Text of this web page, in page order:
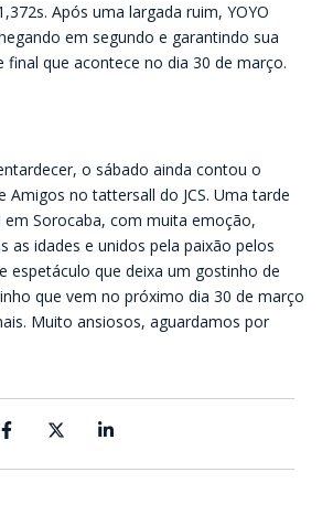
Após uma largada ruim, YOYO
em segundo e garantindo sua
final que acontece no dia 30 de março.
o sábado ainda contou o
Amigos no tattersall do JCS. Uma tarde
em Sorocaba, com muita emoção,
as idades e unidos pela paixão pelos
espetáculo que deixa um gostinho de
que vem no próximo dia 30 de março
Muito ansiosos, aguardamos por